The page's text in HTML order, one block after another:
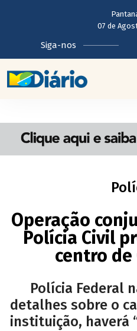
07 de
Siga-nos
Operação
Polícia Civil
centro de
Polícia Federal
detalhes sobre o
instituição, haverá